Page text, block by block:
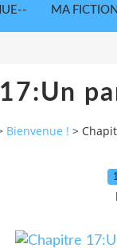
MA
Bienvenue ! >